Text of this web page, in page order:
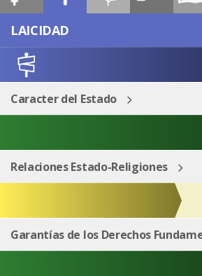
ESP
LAICIDAD
Caracter del Estado
Relaciones Estado-Religiones
Garantías de los Derechos